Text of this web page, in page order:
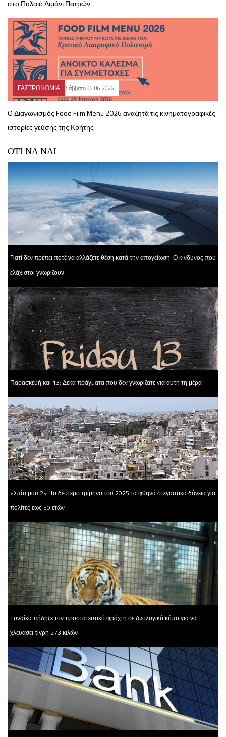
στο Παλαιό Λιμάνι Πατρών
ΓΑΣΤΡΟΝΟΜΙΑ Σάββατο 06.06.2026
O Διαγωνισμός Food Film Menu 2026 αναζητά τις κινηματογραφικές
ιστορίες γεύσης της Κρήτης
ΟΤΙ ΝΑ ΝΑΙ
Γιατί δεν πρέπει ποτέ να αλλάζετε θέση κατά την απογείωση: Ο κίνδυνος που
ελάχιστοι γνωρίζουν
Παρασκευή και 13: Δέκα πράγματα που δεν γνωρίζατε για αυτή τη μέρα
«Σπίτι μου 2»: Το δεύτερο τρίμηνο του 2025 τα φθηνά στεγαστικά δάνεια για
πολίτες έως 50 ετών
Γυναίκα πήδηξε τον προστατευτικό φράχτη σε ζωολογικό κήπο για να
χλευάσει τίγρη 273 κιλών